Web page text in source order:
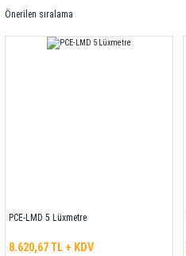
PCE-LMD 5 Lüxmetre
8.620,67 TL + KDV